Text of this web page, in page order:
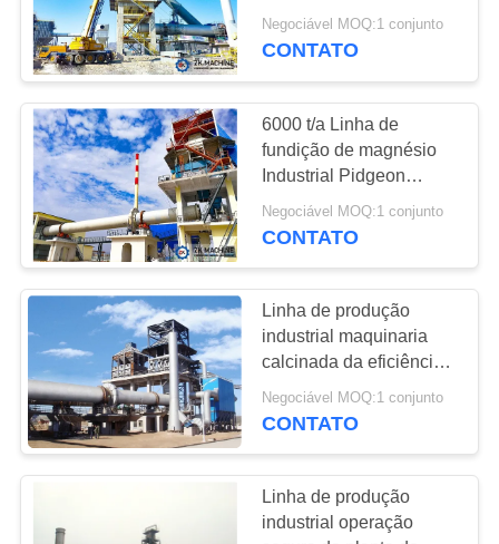
alimentador
vibratório
37
Transportando o
equipamento
Machine 5000-20000 t/a
Negociável MOQ:1 conjunto
CONTATO
6000 t/a Linha de
fundição de magnésio
Industrial Pidgeon
Process Dolomite
Negociável MOQ:1 conjunto
CONTATO
Linha de produção
industrial maquinaria
calcinada da eficiência
elevada do magnésio da
dolomite
Negociável MOQ:1 conjunto
CONTATO
Linha de produção
industrial operação